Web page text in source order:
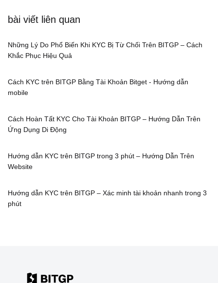
bài viết liên quan
Những Lý Do Phổ Biến Khi KYC Bị Từ Chối Trên BITGP – Cách
Khắc Phục Hiệu Quả
Cách KYC trên BITGP Bằng Tài Khoản Bitget - Hướng dẫn
mobile
Cách Hoàn Tất KYC Cho Tài Khoản BITGP – Hướng Dẫn Trên
Ứng Dụng Di Động
Hướng dẫn KYC trên BITGP trong 3 phút – Hướng Dẫn Trên
Website
Hướng dẫn KYC trên BITGP – Xác minh tài khoản nhanh trong 3
phút